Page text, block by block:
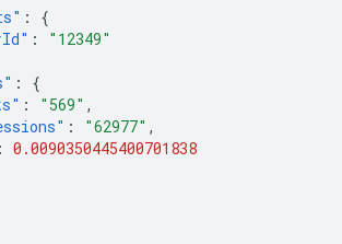
:
{
:
"12349"
:
{
: "569" ,
: "62977" ,
: 0.0090350445400701838